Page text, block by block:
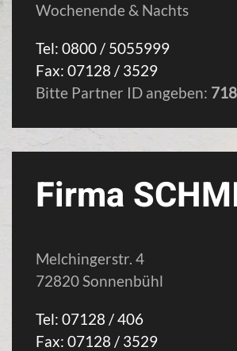
Wochenende & Nachts
Tel: 0800 / 5055999
Fax: 07128 / 3529
Bitte Partner ID angeben:
Firma
Melchingerstr. 4
72820 Sonnenbühl
Tel: 07128 / 406
Fax: 07128 / 3529